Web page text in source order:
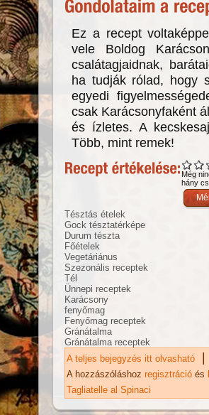
Ez a recept
vele Boldog
csalátagjaidnak,
ha tudják rólad, hogy
egyedi
csak Karácsonyfaként
és ízletes. A
Több, mint remek!
Még
hány
Tésztás ételek
Gock tésztatérképe
Durum tészta
Főételek
Vegetáriánus
Szezonális receptek
Tél
Ünnepi receptek
Karácsony
fenyőmag
Fenyőmag receptek
Gránátalma
Gránátalma receptek
A teljes bejegyzés itt olvasható
|
A hozzászóláshoz regisztráció és
Tagliatelle al Spinaci